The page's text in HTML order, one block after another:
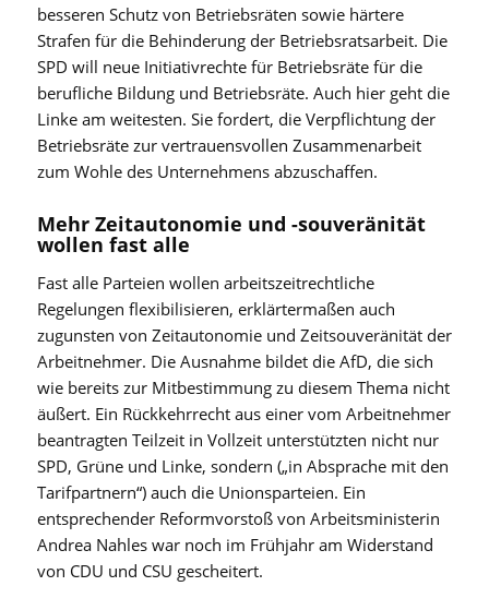
besseren Schutz von Betriebsräten sowie härtere
Strafen für die Behinderung der Betriebsratsarbeit. Die
SPD will neue Initiativrechte für Betriebsräte für die
berufliche Bildung und Betriebsräte. Auch hier geht die
Linke am weitesten. Sie fordert, die Verpflichtung der
Betriebsräte zur vertrauensvollen Zusammenarbeit
zum Wohle des Unternehmens abzuschaffen.
Mehr Zeitautonomie und -souveränität
wollen fast alle
Fast alle Parteien wollen arbeitszeitrechtliche
Regelungen flexibilisieren, erklärtermaßen auch
zugunsten von Zeitautonomie und Zeitsouveränität der
Arbeitnehmer. Die Ausnahme bildet die AfD, die sich
wie bereits zur Mitbestimmung zu diesem Thema nicht
äußert. Ein Rückkehrrecht aus einer vom Arbeitnehmer
beantragten Teilzeit in Vollzeit unterstützten nicht nur
SPD, Grüne und Linke, sondern („in Absprache mit den
Tarifpartnern“) auch die Unionsparteien. Ein
entsprechender Reformvorstoß von Arbeitsministerin
Andrea Nahles war noch im Frühjahr am Widerstand
von CDU und CSU gescheitert.